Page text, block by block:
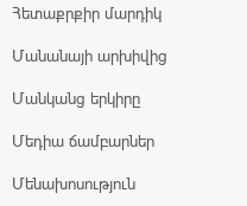
Հետաքրքիր մարդիկ
Մանանայի արխիվից
Մանկանց երկիրը
Մեդիա ճամբարներ
Մենախոսություն